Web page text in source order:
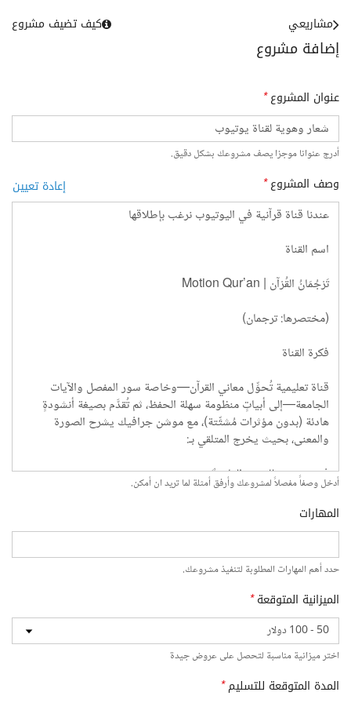
إضافة مشروع
مشاريعي كيف تضيف مشروع
عنوان المشروع*
أدرج عنوانا موجزا يصف مشروعك بشكل دقيق.
وصف المشروع* إعادة تعيين
أدخل وصفاً مفصلاً لمشروعك وأرفق أمثلة لما تريد ان أمكن.
المهارات
حدد أهم المهارات المطلوبة لتنفيذ مشروعك.
الميزانية المتوقعة*
اختر ميزانية مناسبة لتحصل على عروض جيدة
المدة المتوقعة للتسليم*